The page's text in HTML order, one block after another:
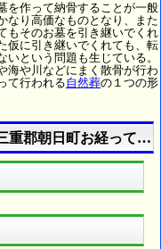
を作って納骨することが一般
なり高価なものとなり、また
もそのお墓を引き継いでくれ
仮に引き継いでくれても、転
という問題も生じている。
海や川などにまく散骨が行わ
て行われる自然葬の１つの形
重郡朝日町お経って何